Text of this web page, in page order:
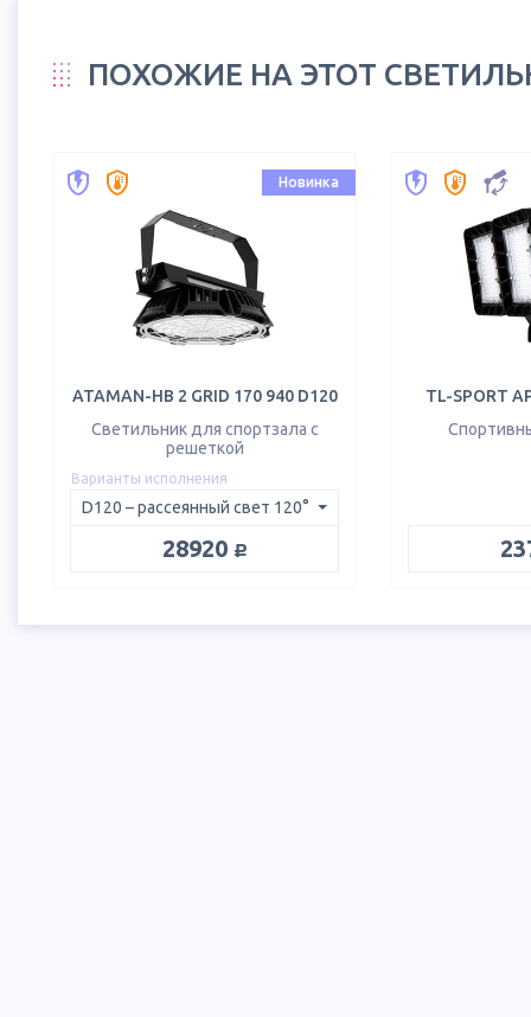
ПОХОЖИЕ НА ЭТОТ
Новинка
ATAMAN-HB 2 GRID 170 940 D120
Светильник для спортзала с
решеткой
Варианты исполнения
28920 руб.
TL-SPORT